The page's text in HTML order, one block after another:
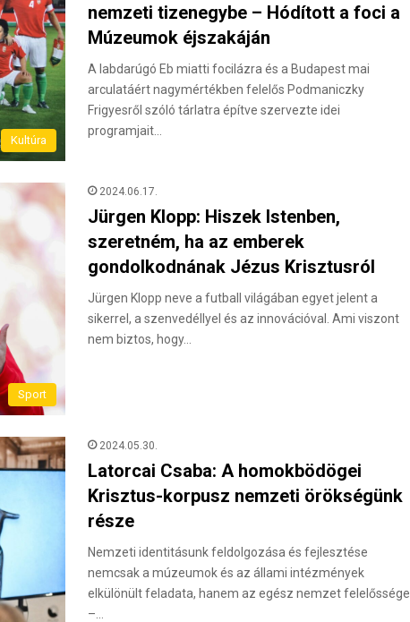
Kultúra
nemzeti tizenegybe – Hódított a foci a
Múzeumok éjszakáján
A labdarúgó Eb miatti focilázra és a Budapest mai
arculatáért nagymértékben felelős Podmaniczky
Frigyesről szóló tárlatra építve szervezte idei
programjait…
Sport
2024.06.17.
Jürgen Klopp: Hiszek Istenben,
szeretném, ha az emberek
gondolkodnának Jézus Krisztusról
Jürgen Klopp neve a futball világában egyet jelent a
sikerrel, a szenvedéllyel és az innovációval. Ami viszont
nem biztos, hogy…
2024.05.30.
Latorcai Csaba: A homokbödögei
Krisztus-korpusz nemzeti örökségünk
része
Nemzeti identitásunk feldolgozása és fejlesztése
nemcsak a múzeumok és az állami intézmények
elkülönült feladata, hanem az egész nemzet felelőssége
–…